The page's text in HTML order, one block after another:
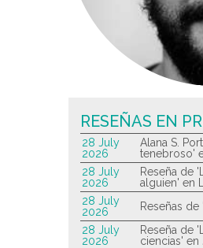
RESEÑAS EN
28 July
2026
Alana S.
tenebroso'
28 July
2026
Reseña de
alguien' en
28 July
2026
Reseñas
28 July
2026
Reseña de
ciencias' en